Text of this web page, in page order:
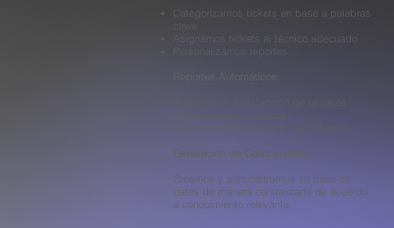
Categorizamos tickets en base a palabras
clave
Asignamos tickets al técnico adecuado
Personalizamos reportes
Duración promedio de tickets abiertos
Generación de Conocimiento:
Creamos y administramos su base de
datos de manera centralizada de acuerdo
a conocimiento relevante.